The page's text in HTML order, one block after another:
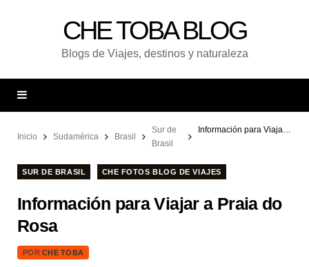
CHE TOBA BLOG
Blogs de Viajes, destinos y naturaleza
Inicio Sudamérica Brasil
Sur de
Brasil
Información para Viajar a Praia do Rosa
SUR DE BRASIL CHE FOTOS BLOG DE VIAJES
Información para Viajar a Praia do
Rosa
POR CHE TOBA